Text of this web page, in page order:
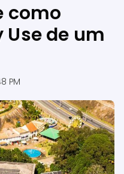
como
de um
PM